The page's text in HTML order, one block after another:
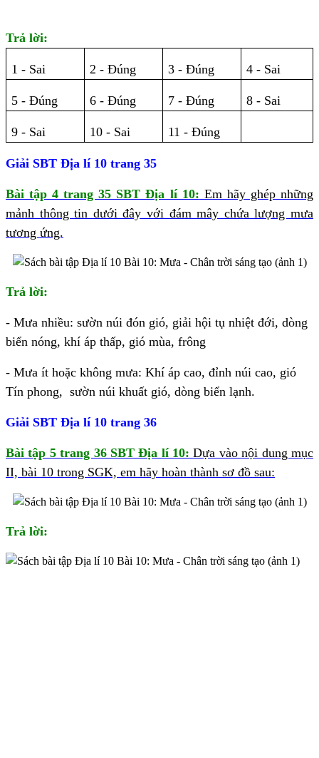
Trả lời:
1 - Sai 2 - Đúng 3 - Đúng 4 - Sai
5 - Đúng 6 - Đúng 7 - Đúng 8 - Sai
9 - Sai 10 - Sai 11 - Đúng
Giải SBT Địa lí 10 trang 35
Bài tập 4 trang 35 SBT Địa lí 10: Em hãy ghép những
mảnh thông tin dưới đây với đám mây chứa lượng mưa
tương ứng.
Trả lời:
- Mưa nhiều: sườn núi đón gió, giải hội tụ nhiệt đới, dòng
biển nóng, khí áp thấp, gió mùa, frông
- Mưa ít hoặc không mưa: Khí áp cao, đỉnh núi cao, gió
Tín phong, sườn núi khuất gió, dòng biển lạnh.
Giải SBT Địa lí 10 trang 36
Bài tập 5 trang 36 SBT Địa lí 10: Dựa vào nội dung mục
II, bài 10 trong SGK, em hãy hoàn thành sơ đồ sau:
Trả lời: